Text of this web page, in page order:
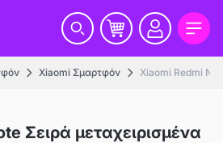
Xiaomi Σμαρτφόν Xiaomi Redmi
Σειρά μεταχειρισμένα